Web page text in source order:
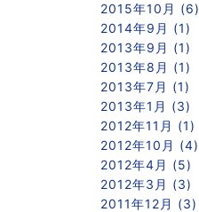
2015年10月 (6)
2014年9月 (1)
2013年9月 (1)
2013年8月 (1)
2013年7月 (1)
2013年1月 (3)
2012年11月 (1)
2012年10月 (4)
2012年4月 (5)
2012年3月 (3)
2011年12月 (3)